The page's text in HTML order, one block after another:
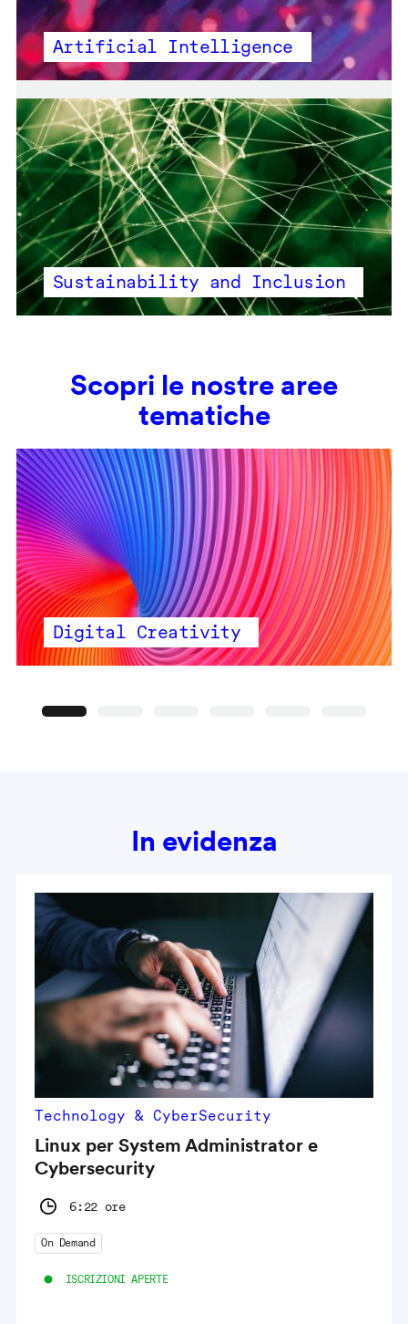
Artificial Intelligence
Sustainability and Inclusion
Scopri le nostre aree
tematiche
Digital Creativity
In evidenza
Technology & CyberSecurity
Linux per System Administrator e
Cybersecurity
6:22 ore
On Demand
ISCRIZIONI APERTE